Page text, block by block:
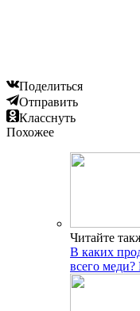
Поделиться
Отправить
Класснуть
Похожее
Читайте
В каких
всего меди?